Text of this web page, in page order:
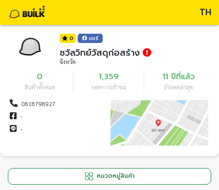
TH
0 แชร์
ชวัลวิทย์วัสดุก่อสร้าง
จังหวัด
0
สินค้าทั้งหมด
1,359
ยอดการเข้าชม
11 ปีที่แล้ว
อัปเดตล่าสุด
0818798927
-
-
หมวดหมู่สินค้า